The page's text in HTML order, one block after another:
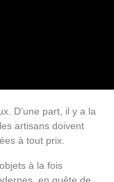
D’une part, il y a la
artisans doivent
à tout prix.
à la fois